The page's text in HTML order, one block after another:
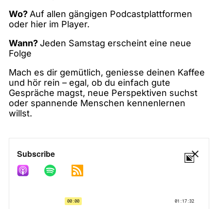
Wo? Auf allen gängigen Podcastplattformen
oder hier im Player.
Wann?Jeden Samstag erscheint eine neue
Folge
Mach es dir gemütlich, geniesse deinen Kaffee
und hör rein – egal, ob du einfach gute
Gespräche magst, neue Perspektiven suchst
oder spannende Menschen kennenlernen
willst.